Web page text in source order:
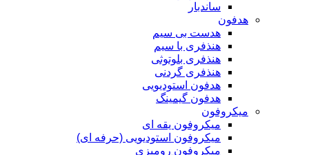
ساندبار
هدفون
هدست بی سیم
هنذفری با سیم
هنذفری بلوتوثی
هنذفری گردنی
هدفون استودیویی
هدفون گیمینگ
میکروفون
میکروفون یقه ای
میکروفون استودیویی (حرفه ای)
میکروفون رومیزی